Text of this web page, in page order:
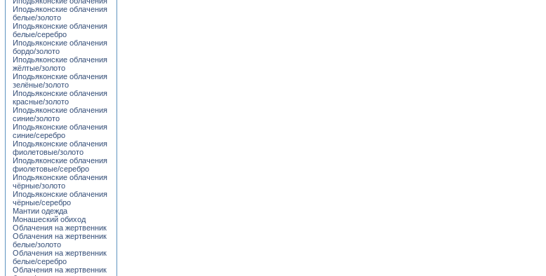
Иподьяконские облачения
белые/золото
Иподьяконские облачения
белые/серебро
Иподьяконские облачения
бордо/золото
Иподьяконские облачения
жёлтые/золото
Иподьяконские облачения
зелёные/золото
Иподьяконские облачения
красные/золото
Иподьяконские облачения
синие/золото
Иподьяконские облачения
синие/серебро
Иподьяконские облачения
фиолетовые/золото
Иподьяконские облачения
фиолетовые/серебро
Иподьяконские облачения
чёрные/золото
Иподьяконские облачения
чёрные/серебро
Мантии одежда
Монашеский обиход
Облачения на жертвенник
Облачения на жертвенник
белые/золото
Облачения на жертвенник
белые/серебро
Облачения на жертвенник